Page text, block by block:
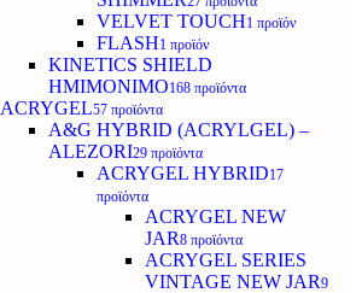
VELVET TOUCH1 προϊόν
FLASH1 προϊόν
KINETICS SHIELD
ΗΜΙΜΟΝΙΜΟ168 προϊόντα
ACRYGEL57 προϊόντα
A&G HYBRID (ACRYLGEL) –
ALEZORI29 προϊόντα
ACRYGEL HYBRID17
προϊόντα
ACRYGEL NEW
JAR8 προϊόντα
ACRYGEL SERIES
VINTAGE NEW JAR9